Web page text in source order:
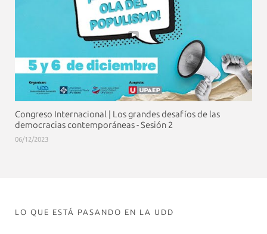
Congreso Internacional | Los grandes desafíos de las
democracias contemporáneas - Sesión 2
06/12/2023
LO QUE ESTÁ PASANDO EN LA UDD